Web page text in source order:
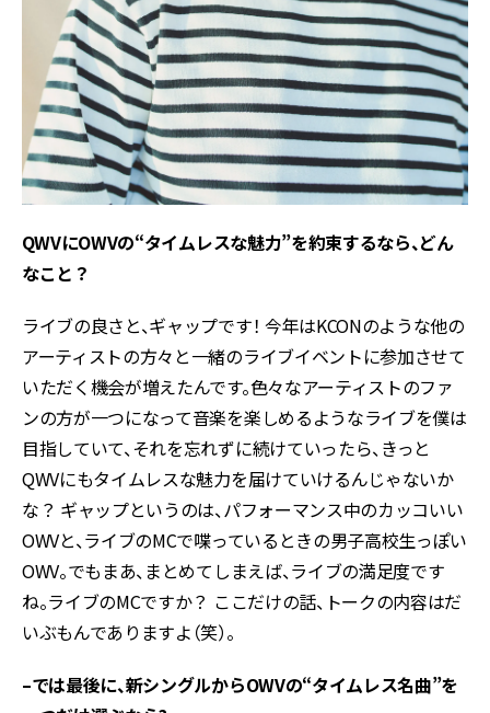
――QWVにOWVの“タイムレスな魅力”を約束するなら、どん
なこと？
ライブの良さと、ギャップです！ 今年はKCONのような他の
アーティストの方々と一緒のライブイベントに参加させて
いただく機会が増えたんです。色々なアーティストのファ
ンの方が一つになって音楽を楽しめるようなライブを僕は
目指していて、それを忘れずに続けていったら、きっと
QWVにもタイムレスな魅力を届けていけるんじゃないか
な？ ギャップというのは、パフォーマンス中のカッコいい
OWVと、ライブのMCで喋っているときの男子高校生っぽい
OWV。でもまあ、まとめてしまえば、ライブの満足度です
ね。ライブのMCですか？ ここだけの話、トークの内容はだ
いぶもんでありますよ（笑）。
–では最後に、新シングルからOWVの“タイムレス名曲”を